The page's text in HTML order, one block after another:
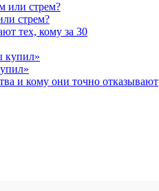
стрем?
тех, кому за 30
и кому они точно отказывают